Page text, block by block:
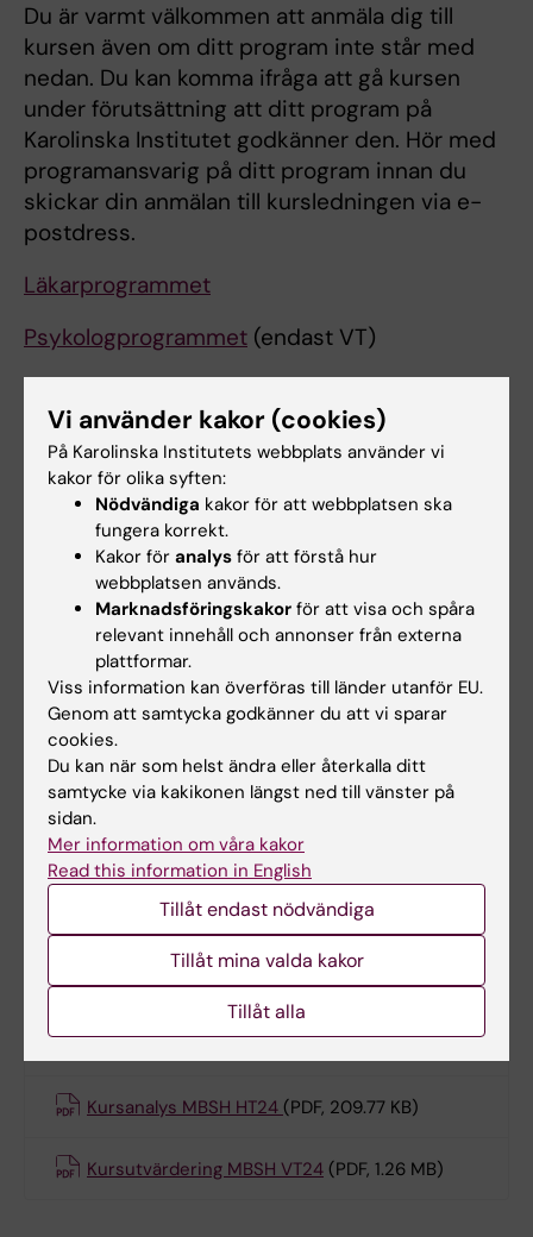
Du är varmt välkommen att anmäla dig till
kursen även om ditt program inte står med
nedan. Du kan komma ifråga att gå kursen
under förutsättning att ditt program på
Karolinska Institutet godkänner den. Hör med
programansvarig på ditt program innan du
skickar din anmälan till kursledningen via e-
postdress.
Läkarprogrammet
Psykologprogrammet (endast VT)
Schema
Schema SVK läkarprogrammet HT25 (PDF, 61.64
Schema SVK läkarprogrammet VT26
53.45 KB)
Schema KI övriga program VT26
(PDF, 45.35
KB)
Kursvärdering och kursanalys
Kursutvärdering MBSH VT25
Kursanalys MBSH VT25 (PDF, 201.27 KB)
Kursutvärdering SVK MBSH VT25 (PDF, 1.25 MB)
Kursanalys SVK MBSH VT25 (PDF, 204.21 KB)
Kursanalys MBSH HT24 (PDF, 209.77 KB)
Kursutvärdering MBSH VT24 (PDF, 1.26 MB)
Vi använder kakor (cookies)
På Karolinska Institutets webbplats använder vi
kakor för olika syften:
Nödvändiga kakor för att webbplatsen ska
fungera korrekt.
Kakor för analys för att förstå hur
webbplatsen används.
Marknadsföringskakor för att visa och spåra
relevant innehåll och annonser från externa
plattformar.
Viss information kan överföras till länder utanför EU.
Genom att samtycka godkänner du att vi sparar
cookies.
Du kan när som helst ändra eller återkalla ditt
samtycke via kakikonen längst ned till vänster på
sidan.
Mer information om våra kakor
Read this information in English
Tillåt endast nödvändiga
Tillåt mina valda kakor
Tillåt alla